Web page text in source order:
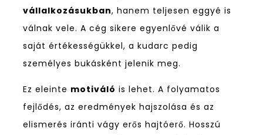
vállalkozásukban, hanem teljesen eggyé is
válnak vele. A cég sikere egyenlővé válik a
saját értékességükkel, a kudarc pedig
személyes bukásként jelenik meg.
Ez eleinte motiváló is lehet. A folyamatos
fejlődés, az eredmények hajszolása és az
elismerés iránti vágy erős hajtóerő. Hosszú